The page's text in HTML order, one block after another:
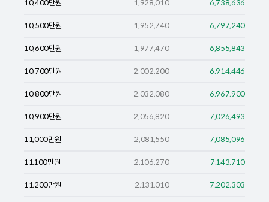
10,400만원 1,928,010 6,738,636
10,500만원 1,952,740 6,797,240
10,600만원 1,977,470 6,855,843
10,700만원 2,002,200 6,914,446
10,800만원 2,032,080 6,967,900
10,900만원 2,056,820 7,026,493
11,000만원 2,081,550 7,085,096
11,100만원 2,106,270 7,143,710
11,200만원 2,131,010 7,202,303